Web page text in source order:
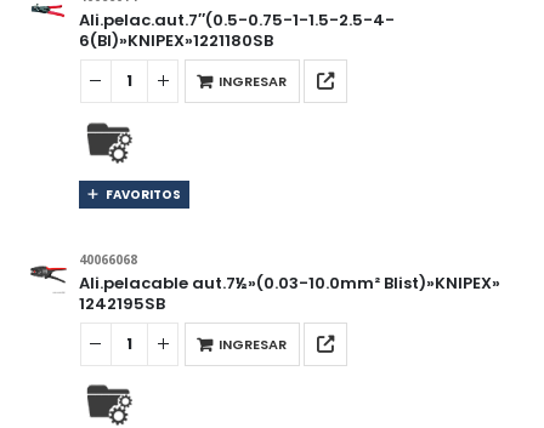
Ali.pelac.aut.7″(0.5-0.75-1-1.5-2.5-4-
6(Bl)»KNIPEX»1221180SB
INGRESAR
FAVORITOS
40066068
Ali.pelacable aut.7½»(0.03-10.0mm² Blist)»KNIPEX»
1242195SB
INGRESAR